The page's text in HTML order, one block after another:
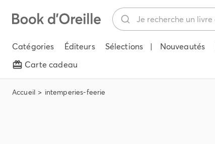
Catégories Éditeurs Sélections | Nouveautés
Carte cadeau
Accueil intemperies-feerie